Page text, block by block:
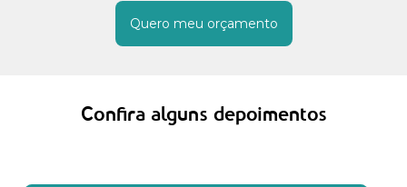
Quero meu orçamento
Confira alguns depoimentos